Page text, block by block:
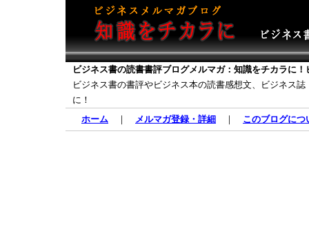
ビジネス書の読書書評ブログメルマガ：知識をチカラに
ビジネス書の書評やビジネス本の読書感想文、ビジネス
に！
ホーム ｜ メルマガ登録・詳細 ｜ このブログにつ